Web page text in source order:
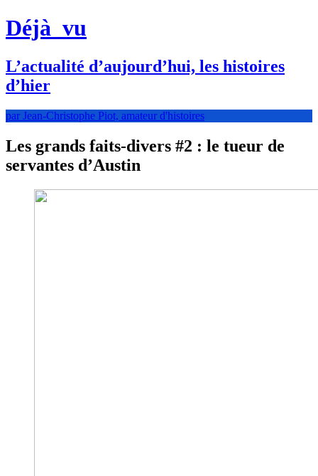
Déjà vu
L’actualité d’aujourd’hui, les histoires
d’hier
par Jean-Christophe Piot, amateur d'histoires
Les grands faits-divers #2 : le tueur de
servantes d’Austin